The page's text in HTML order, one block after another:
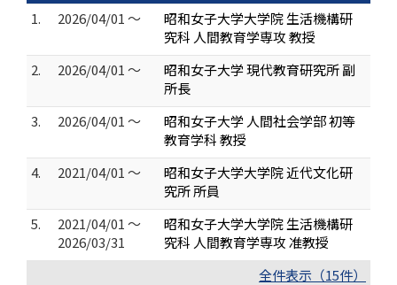
1.
2026/04/01 ～
昭和女子大学大学院 生活機構研
究科 人間教育学専攻 教授
2.
2026/04/01 ～
昭和女子大学 現代教育研究所 副
所長
3.
2026/04/01 ～
昭和女子大学 人間社会学部 初等
教育学科 教授
4.
2021/04/01 ～
昭和女子大学大学院 近代文化研
究所 所員
5.
2021/04/01 ～
2026/03/31
昭和女子大学大学院 生活機構研
究科 人間教育学専攻 准教授
全件表示（15件）